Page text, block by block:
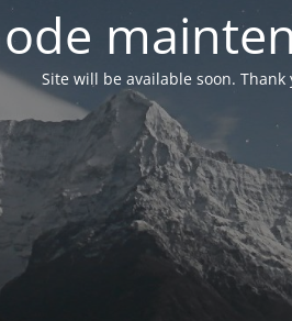
Site will be available soon.